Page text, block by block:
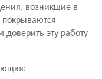
возникшие в
покрываются
эту работу